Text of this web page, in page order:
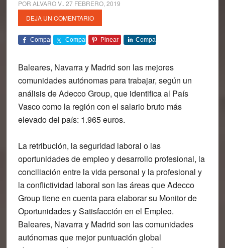
POR ALVARO V. 27 FEBRERO, 2019
DEJA UN COMENTARIO
Comparte Comparte Pinear Comparte
Baleares, Navarra y Madrid son las mejores
comunidades autónomas para trabajar, según un
análisis de Adecco Group, que identifica al País
Vasco como la región con el salario bruto más
elevado del país: 1.965 euros.
La retribución, la seguridad laboral o las
oportunidades de empleo y desarrollo profesional, la
conciliación entre la vida personal y la profesional y
la conflictividad laboral son las áreas que Adecco
Group tiene en cuenta para elaborar su Monitor de
Oportunidades y Satisfacción en el Empleo.
Baleares, Navarra y Madrid son las comunidades
autónomas que mejor puntuación global